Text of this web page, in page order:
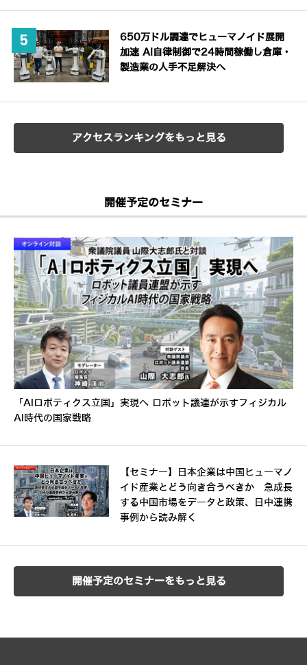
650万ドル調達でヒューマノイド展開
加速 AI自律制御で24時間稼働し倉庫・
製造業の人手不足解決へ
アクセスランキングをもっと見る
開催予定のセミナー
「AIロボティクス立国」実現へ ロボット議連が示すフィジカル
AI時代の国家戦略
【セミナー】日本企業は中国ヒューマノ
イド産業とどう向き合うべきか 急成長
する中国市場をデータと政策、日中連携
事例から読み解く
開催予定のセミナーをもっと見る